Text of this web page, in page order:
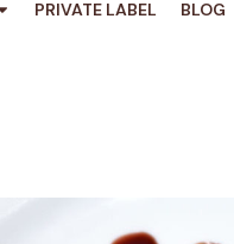
PRIVATE LABEL BLOG